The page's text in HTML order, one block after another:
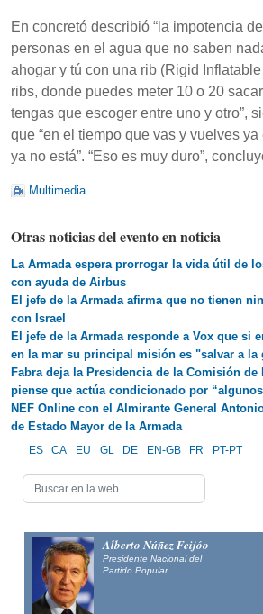
En concretó describió “la impotencia
personas en el agua que no saben
ahogar y tú con una rib (Rigid
ribs, donde puedes meter 10 o 20
tengas que escoger entre uno y otro”,
que “en el tiempo que vas y vuelves
ya no está”. “Eso es muy duro”,
Multimedia
Otras noticias del evento en noticia
La Armada espera prorrogar la vida útil de
con ayuda de Airbus
El jefe de la Armada afirma que no tienen
con Israel
El jefe de la Armada responde a Vox que si
en la mar su principal misión es "salvar a la
Fabra deja la Presidencia de la Comisión de
piense que actúa condicionado por
NEF Online con el Almirante General
de Estado Mayor de la Armada
ES CA EU GL DE EN-GB FR PT-PT
Alberto Núñez Feijóo
Presidente Nacional del
Partido Popular